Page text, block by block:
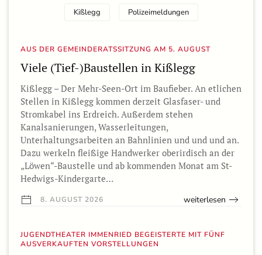
Kißlegg Polizeimeldungen
AUS DER GEMEINDERATSSITZUNG AM 5. AUGUST
Viele (Tief-)Baustellen in Kißlegg
Kißlegg – Der Mehr-Seen-Ort im Baufieber. An etlichen
Stellen in Kißlegg kommen derzeit Glasfaser- und
Stromkabel ins Erdreich. Außerdem stehen
Kanalsanierungen, Wasserleitungen,
Unterhaltungsarbeiten an Bahnlinien und und und an.
Dazu werkeln fleißige Handwerker oberirdisch an der
„Löwen“-Baustelle und ab kommenden Monat am St-
Hedwigs-Kindergarte…
8. AUGUST 2026 weiterlesen
JUGENDTHEATER IMMENRIED BEGEISTERTE MIT FÜNF
AUSVERKAUFTEN VORSTELLUNGEN